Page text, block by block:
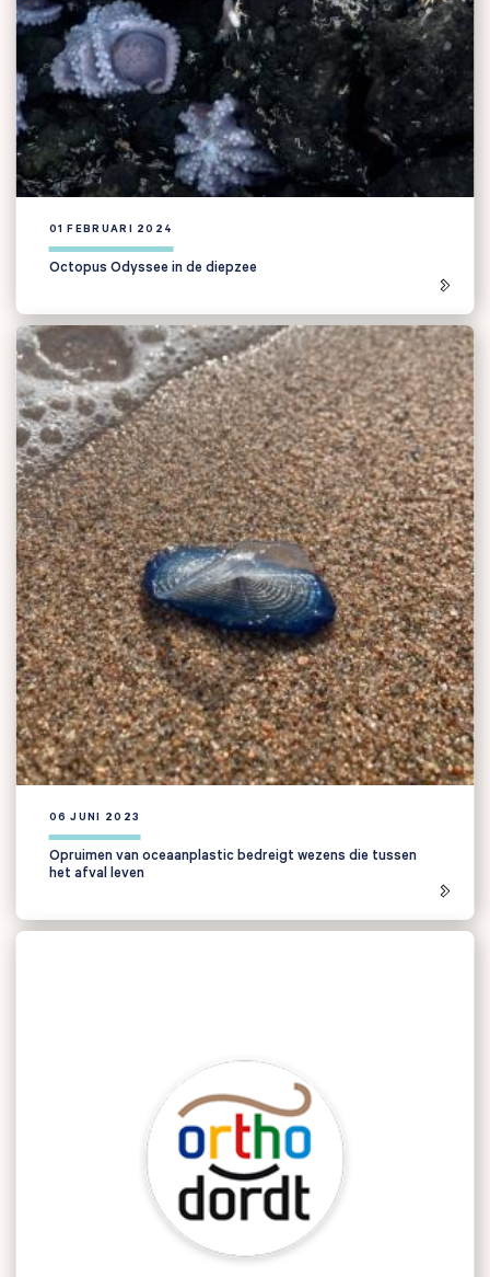
01 FEBRUARI 2024
Octopus Odyssee in de diepzee
06 JUNI 2023
Opruimen van oceaanplastic bedreigt wezens die tussen
het afval leven